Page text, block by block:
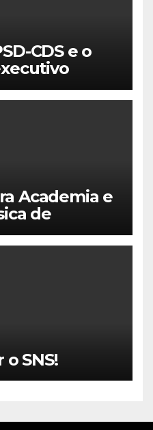
CDS e o
Academia e
de
o SNS!